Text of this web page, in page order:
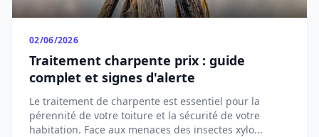
02/06/2026
Traitement charpente prix : guide
complet et signes d'alerte
Le traitement de charpente est essentiel pour la
pérennité de votre toiture et la sécurité de votre
habitation. Face aux menaces des insectes xylo...